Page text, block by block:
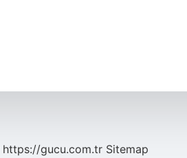
https://gucu.com.tr Sitemap